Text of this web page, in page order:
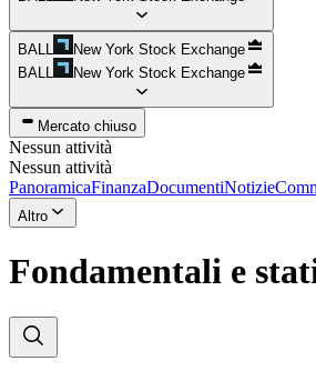
BALL
New York Stock Exchange
BALL
New York Stock Exchange
Mercato chiuso
Nessun attività
Nessun attività
PanoramicaFinanzaDocumentiNotizie
Altro
Fondamentali e